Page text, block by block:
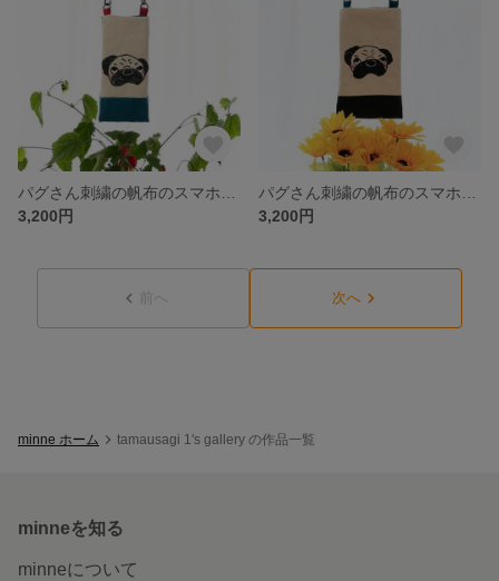
3,200円
3,200円
前へ 次へ
minne ホーム tamausagi 1's gallery の作品一覧
minneを知る
minneについて